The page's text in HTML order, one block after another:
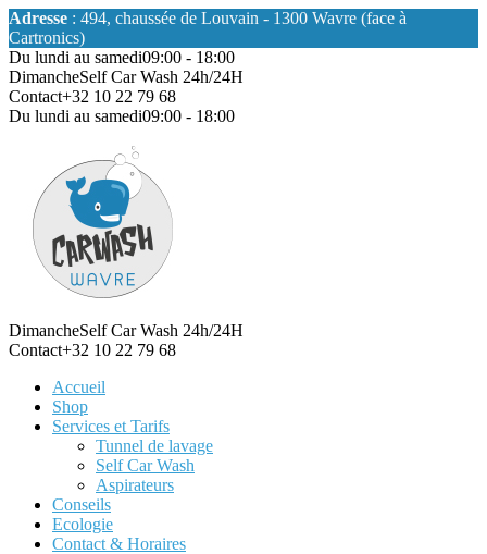
Adresse : 494, chaussée de Louvain - 1300 Wavre (face à
Cartronics)
Du lundi au samedi09:00 - 18:00
DimancheSelf Car Wash 24h/24H
Contact+32 10 22 79 68
Du lundi au samedi09:00 - 18:00
DimancheSelf Car Wash 24h/24H
Contact+32 10 22 79 68
Accueil
Shop
Services et Tarifs
Tunnel de lavage
Self Car Wash
Aspirateurs
Conseils
Ecologie
Contact & Horaires